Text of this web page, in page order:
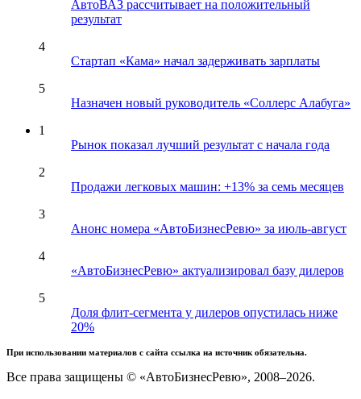
АвтоВАЗ рассчитывает на положительный
результат
4
Стартап «Кама» начал задерживать зарплаты
5
Назначен новый руководитель «Соллерс Алабуга»
1
Рынок показал лучший результат с начала года
2
Продажи легковых машин: +13% за семь месяцев
3
Анонс номера «АвтоБизнесРевю» за июль-август
4
«АвтоБизнесРевю» актуализировал базу дилеров
5
Доля флит-сегмента у дилеров опустилась ниже
20%
При использовании материалов с сайта ссылка на источник обязательна.
Все права защищены © «АвтоБизнесРевю», 2008–2026.